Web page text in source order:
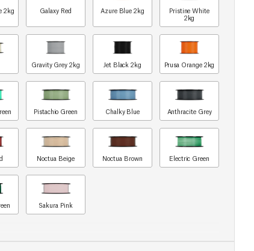
2kg Galaxy Red Azure Blue 2kg
Pristine White
2kg
Gravity Grey 2kg Jet Black 2kg Prusa Orange 2kg
Pistachio Green Chalky Blue Anthracite Grey
Noctua Beige Noctua Brown Electric Green
Sakura Pink